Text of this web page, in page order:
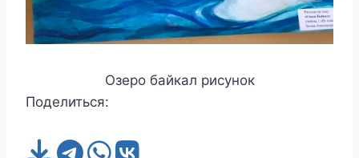
Озеро байкал рисунок
Поделиться: